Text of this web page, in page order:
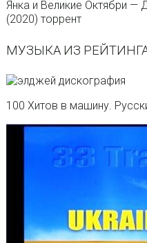
Янка и Великие Октябри —
(2020) торрент
МУЗЫКА ИЗ
100 Хитов в машину.